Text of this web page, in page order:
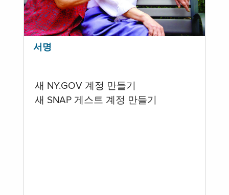
서명
새 NY.GOV 계정 만들기
새 SNAP 게스트 계정 만들기